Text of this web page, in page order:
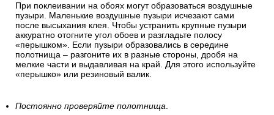
При поклеивании на обоях могут образоваться воздушные
пузыри. Маленькие воздушные пузыри исчезают сами
после высыхания клея. Чтобы устранить крупные пузыри
аккуратно отогните угол обоев и разгладьте полосу
«перышком». Если пузыри образовались в середине
полотнища – разгоните их в разные стороны, дробя на
мелкие части и выдавливая на край. Для этого используйте
«перышко» или резиновый валик.
Постоянно проверяйте полотнища.